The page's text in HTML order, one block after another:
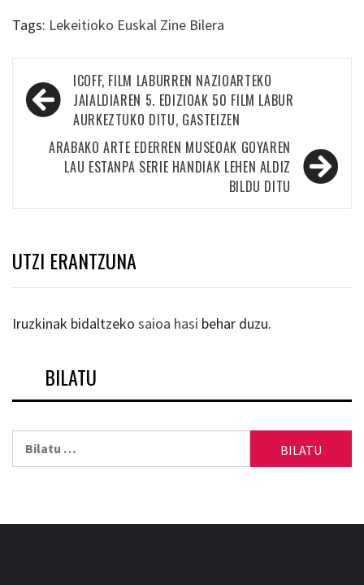
Tags: Lekeitioko Euskal Zine Bilera
Bidalketetan
zehar
nabigatu
ICOFF, FILM LABURREN NAZIOARTEKO
JAIALDIAREN 5. EDIZIOAK 50 FILM LABUR
AURKEZTUKO DITU, GASTEIZEN
ARABAKO ARTE EDERREN MUSEOAK GOYAREN
LAU ESTANPA SERIE HANDIAK LEHEN ALDIZ
BILDU DITU
UTZI ERANTZUNA
Iruzkinak bidaltzeko saioa hasi behar duzu.
BILATU